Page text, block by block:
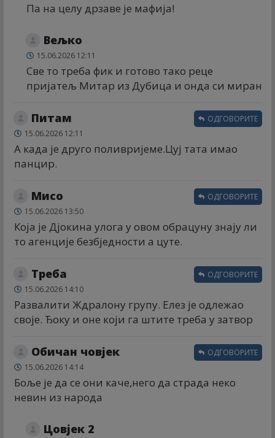
Па на целу дрзаве је мафија!
Вељко
15.06.2026 12:11
Све то треба фик и готово тако реце
пријатељ Митар из Дубица и онда си миран
Питам
15.06.2026 12:11
А када је друго поливријеме.Цуј тата имао
панцир.
ОДГОВОРИТЕ
Мисо
15.06.2026 13:50
Која је Дјокина улога у овом обрацуну знају ли
то агенције безбједности а цуте.
ОДГОВОРИТЕ
Треба
15.06.2026 14:10
Развалити Ждралону групу. Елез је одлежао
своје. Ђоку и оне који га штите треба у затвор
ОДГОВОРИТЕ
Обичан човјек
15.06.2026 14:14
Боље је да се они каче,него да страда неко
невин из народа
ОДГОВОРИТЕ
Цовјек 2